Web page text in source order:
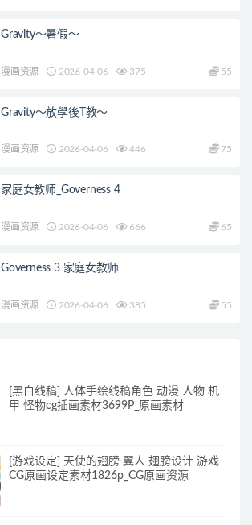
Gravity～暑假～
漫画资源 2026-04-06 375 55
Gravity～放學後T教～
漫画资源 2026-04-06 446 75
家庭女教师_Governess 4
漫画资源 2026-04-06 666 65
Governess 3 家庭女教师
漫画资源 2026-04-06 385 55
[黑白线稿] 人体手绘线稿角色 动漫 人物 机
甲 怪物cg插画素材3699P_原画素材
[游戏设定] 天使的翅膀 翼人 翅膀设计 游戏
CG原画设定素材1826p_CG原画资源